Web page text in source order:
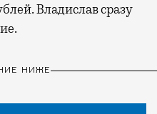
Владислав сразу
НИЖЕ